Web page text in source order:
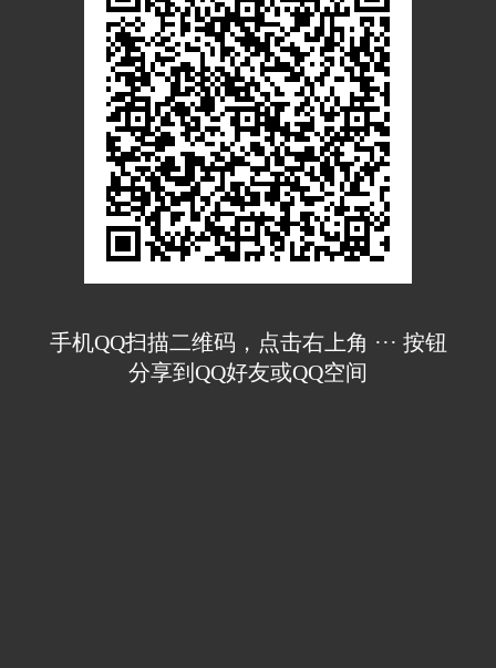
手机QQ扫描二维码，点击右上角 ··· 按钮
分享到QQ好友或QQ空间